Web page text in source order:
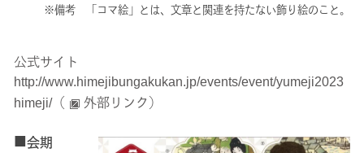
※備考 「コマ絵」とは、文章と関連を持たない飾り絵のこと。
公式サイト
http://www.himejibungakukan.jp/events/event/yumeji2023
himeji/（
外部リンク）
■会期